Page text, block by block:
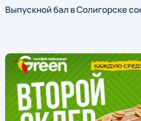
Выпускной бал в Солигорске